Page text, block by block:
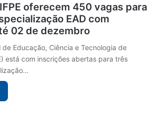
oferecem 450 vagas para
EAD com
02 de dezembro
de Educação, Ciência e Tecnologia de
está com inscrições abertas para três